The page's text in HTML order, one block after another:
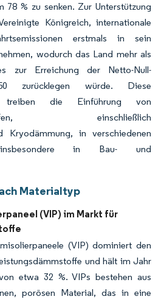
78 % zu senken. Zur Unterstützung
Königreich, internationale
erstmals in sein
wodurch das Land mehr als
zur Erreichung der Netto-Null-
zurücklegen würde. Diese
treiben die Einführung von
einschließlich
Kryodämmung, in verschiedenen
in Bau- und
Materialtyp
(VIP) im Markt für
(VIP) dominiert den
und hält im Jahr
etwa 32 %. VIPs bestehen aus
porösen Material, das in eine